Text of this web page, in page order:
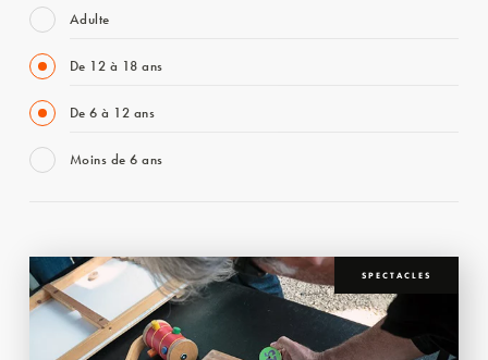
Adulte
De 12 à 18 ans
De 6 à 12 ans
Moins de 6 ans
SPECTACLES